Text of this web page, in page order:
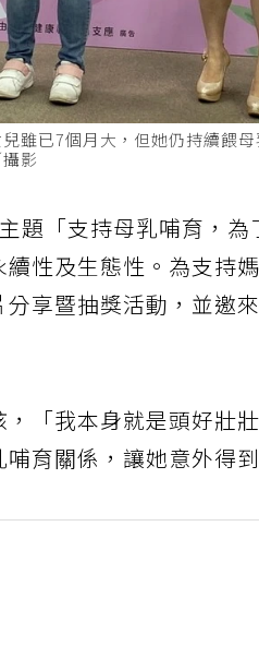
雖已7個月大，但她仍持續餵
影
題「支持母乳哺育，為
續性及生態性。為支持
享暨抽獎活動，並邀
「我本身就是頭好壯
育關係，讓她意外得